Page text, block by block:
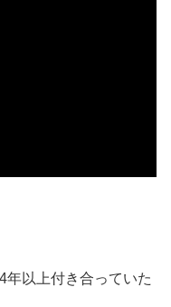
年以上付き合っていた